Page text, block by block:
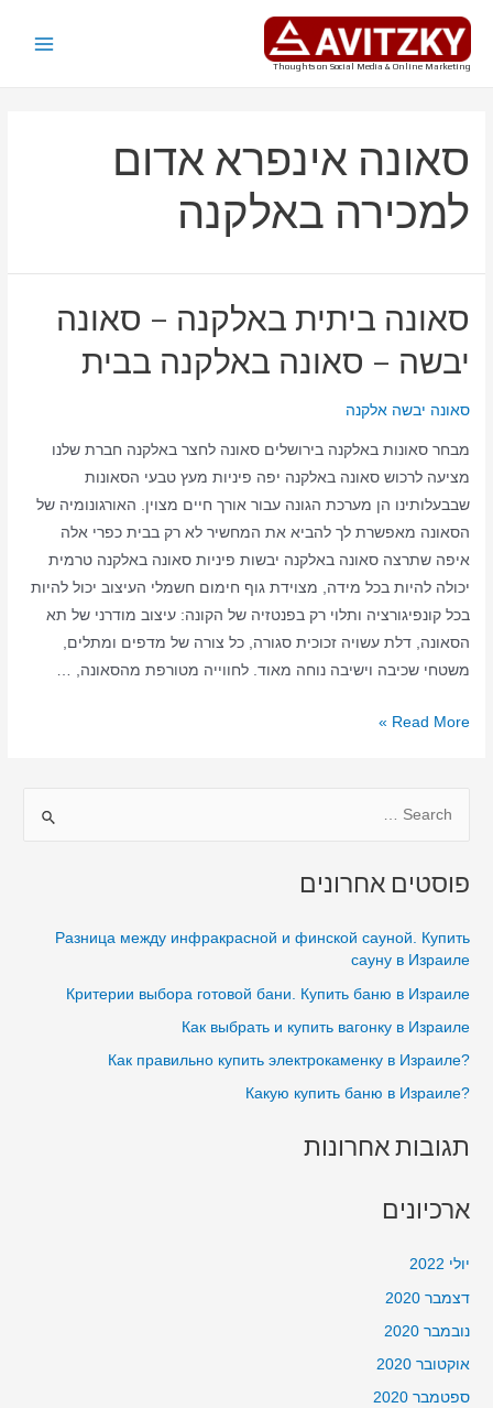
דילוג
לתוכן
Thoughts on Social Media & Online Marketing
סאונה אינפרא אדום
למכירה באלקנה
סאונה ביתית באלקנה – סאונה
יבשה – סאונה באלקנה בבית
סאונה יבשה אלקנה
מבחר סאונות באלקנה בירושלים סאונה לחצר באלקנה חברת שלנו
מציעה לרכוש סאונה באלקנה יפה פיניות מעץ טבעי הסאונות
שבבעלותינו הן מערכת הגונה עבור אורך חיים מצוין. האורגונומיה של
הסאונה מאפשרת לך להביא את המחשיר לא רק בבית כפרי אלה
איפה שתרצה סאונה באלקנה יבשות פיניות סאונה באלקנה טרמית
יכולה להיות בכל מידה, מצוידת גוף חימום חשמלי העיצוב יכול להיות
בכל קונפיגורציה ותלוי רק בפנטזיה של הקונה: עיצוב מודרני של תא
הסאונה, דלת עשויה זכוכית סגורה, כל צורה של מדפים ומתלים,
משטחי שכיבה וישיבה נוחה מאוד. לחווייה מטורפת מהסאונה, …
סאונה
–
באלקנה
בבית
Read More »
r
:
פוסטים אחרונים
Разница между инфракрасной и финской сауной. Купить
сауну в Израиле
Критерии выбора готовой бани. Купить баню в Израиле
Как выбрать и купить вагонку в Израиле
?Как правильно купить электрокаменку в Израиле
?Какую купить баню в Израиле
תגובות אחרונות
ארכיונים
יולי 2022
דצמבר 2020
נובמבר 2020
אוקטובר 2020
ספטמבר 2020